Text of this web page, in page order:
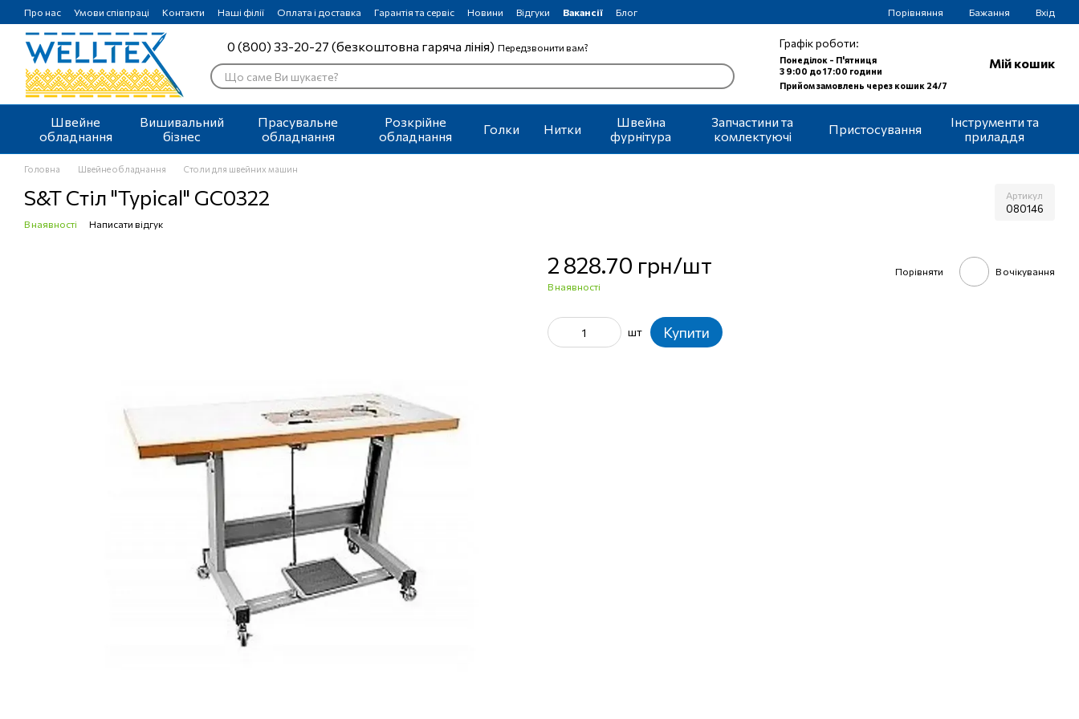
Перейти до основного контенту
Про нас Умови співпраці Контакти Наші філії Оплата і доставка Гарантія та сервіс Новини Відгуки Вакансії Блог Порівняння Бажання Вхід
0 (800) 33-20-27 (безкоштовна гаряча лінія) Передзвонити вам? Графік роботи:
Понеділок - П'ятниця
З 9:00 до 17:00 години
Прийом замовлень через кошик 24/7
Мій кошик
Швейне
обладнання
Вишивальний
бізнес
Прасувальне
обладнання
Розкрійне
обладнання
Голки Нитки
Швейна
фурнітура
Запчастини та
комлектуючі
Пристосування
Інструменти та
приладдя
Головна Швейне обладнання Столи для швейних машин
S&T Стіл "Typical" GC0322 Артикул
080146
В наявності Написати відгук
2 828.70 грн/шт
В наявності
Порівняти В очікування
шт Купити